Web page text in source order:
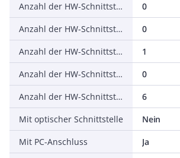
Anzahl der HW-Schnittstellen seriell RS-485
0
Anzahl der HW-Schnittstellen seriell TTY
0
Anzahl der HW-Schnittstellen USB
1
Anzahl der HW-Schnittstellen parallel
0
Anzahl der HW-Schnittstellen sonstige
6
Mit optischer Schnittstelle
Nein
Mit PC-Anschluss
Ja